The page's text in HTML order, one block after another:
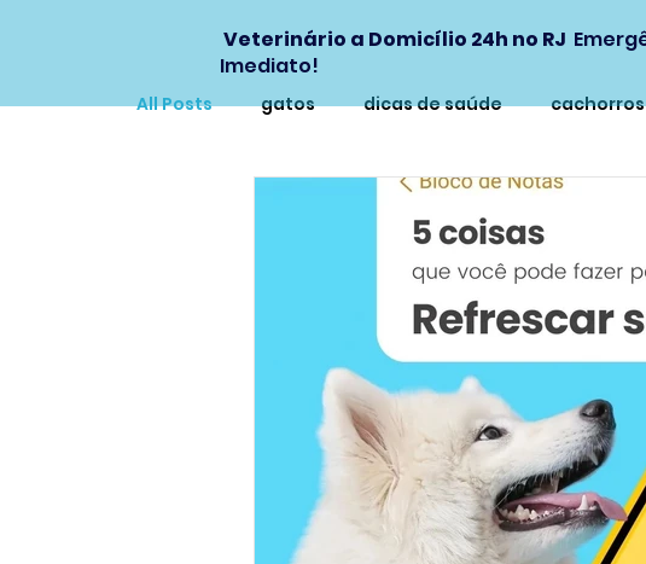
Veterinário a Domicílio 24h no RJ
Imediato!
All Posts gatos dicas de saúde cachorros